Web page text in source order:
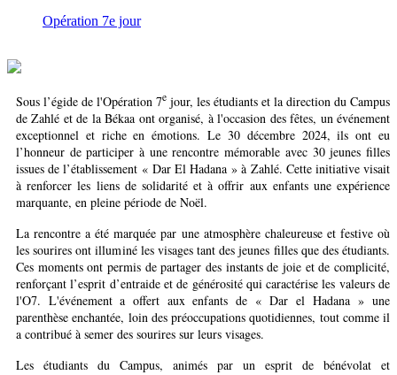
Opération 7e jour
Sous l’égide de l'Opération 7e jour, les étudiants et la direction du Campus
de Zahlé et de la Békaa ont organisé, à l'occasion des fêtes, un événement
exceptionnel et riche en émotions. Le 30 décembre 2024, ils ont eu
l’honneur de participer à une rencontre mémorable avec 30 jeunes filles
issues de l’établissement « Dar El Hadana » à Zahlé. Cette initiative visait
à renforcer les liens de solidarité et à offrir aux enfants une expérience
marquante, en pleine période de Noël.
La rencontre a été marquée par une atmosphère chaleureuse et festive où
les sourires ont illuminé les visages tant des jeunes filles que des étudiants.
Ces moments ont permis de partager des instants de joie et de complicité,
renforçant l’esprit d’entraide et de générosité qui caractérise les valeurs de
l'O7. L'événement a offert aux enfants de « Dar el Hadana » une
parenthèse enchantée, loin des préoccupations quotidiennes, tout comme il
a contribué à semer des sourires sur leurs visages.
Les étudiants du Campus, animés par un esprit de bénévolat et